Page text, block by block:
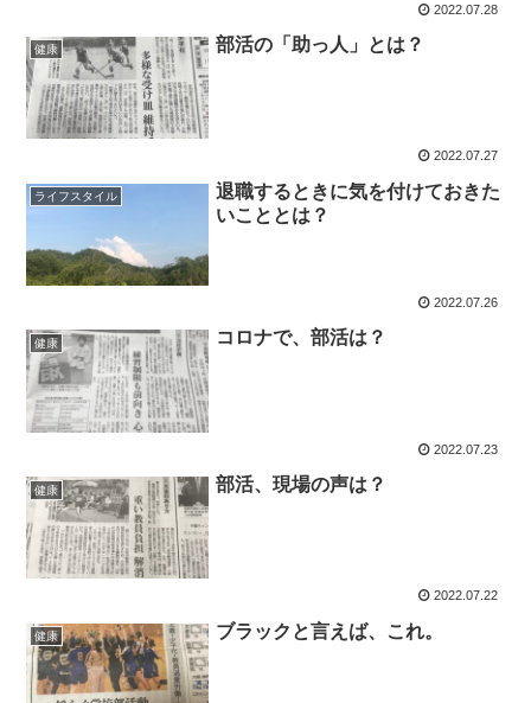
2022.07.28
健康 部活の「助っ人」とは？
2022.07.27
ライフスタイル
退職するときに気を付けておきた
いこととは？
2022.07.26
健康 コロナで、部活は？
2022.07.23
健康 部活、現場の声は？
2022.07.22
健康 ブラックと言えば、これ。